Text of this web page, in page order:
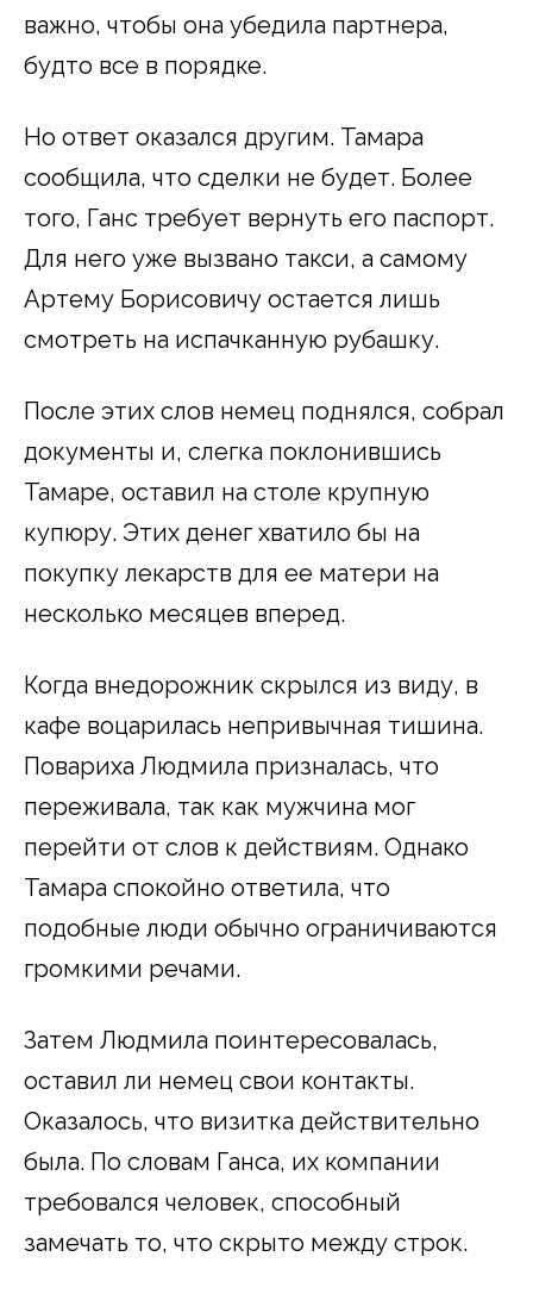
важно, чтобы она убедила партнера,
будто все в порядке.
Но ответ оказался другим. Тамара
сообщила, что сделки не будет. Более
того, Ганс требует вернуть его паспорт.
Для него уже вызвано такси, а самому
Артему Борисовичу остается лишь
смотреть на испачканную рубашку.
После этих слов немец поднялся, собрал
документы и, слегка поклонившись
Тамаре, оставил на столе крупную
купюру. Этих денег хватило бы на
покупку лекарств для ее матери на
несколько месяцев вперед.
Когда внедорожник скрылся из виду, в
кафе воцарилась непривычная тишина.
Повариха Людмила призналась, что
переживала, так как мужчина мог
перейти от слов к действиям. Однако
Тамара спокойно ответила, что
подобные люди обычно ограничиваются
громкими речами.
Затем Людмила поинтересовалась,
оставил ли немец свои контакты.
Оказалось, что визитка действительно
была. По словам Ганса, их компании
требовался человек, способный
замечать то, что скрыто между строк.